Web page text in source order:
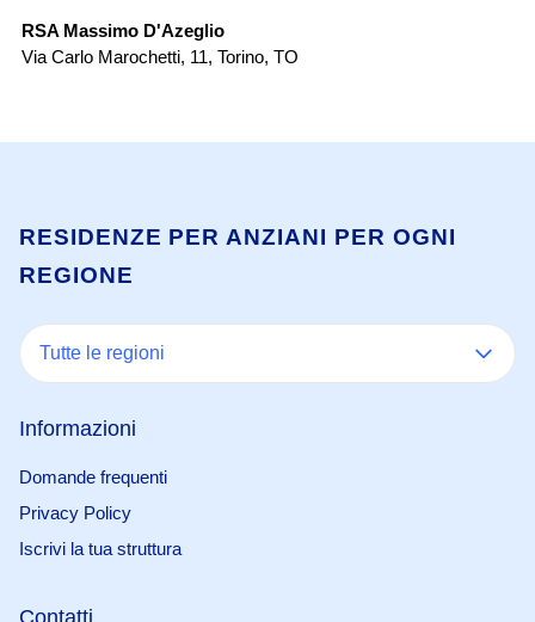
RSA Massimo D'Azeglio
Via Carlo Marochetti, 11, Torino, TO
RESIDENZE PER ANZIANI PER OGNI
REGIONE
Tutte le regioni
Informazioni
Domande frequenti
Privacy Policy
Iscrivi la tua struttura
Contatti